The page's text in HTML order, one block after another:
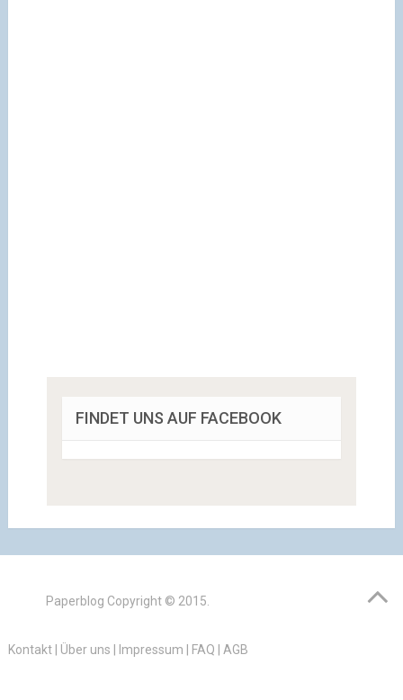
FINDET UNS AUF FACEBOOK
Paperblog Copyright © 2015.
Kontakt| Über uns Impressum FAQ AGB